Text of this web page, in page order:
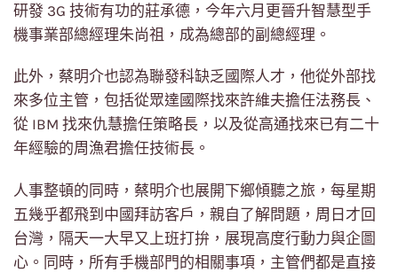
研發 3G 技術有功的莊承德，今年六月更晉升智慧型手
機事業部總經理朱尚祖，成為總部的副總經理。
此外，蔡明介也認為聯發科缺乏國際人才，他從外部找
來多位主管，包括從眾達國際找來許維夫擔任法務長、
從 IBM 找來仇慧擔任策略長，以及從高通找來已有二十
年經驗的周漁君擔任技術長。
人事整頓的同時，蔡明介也展開下鄉傾聽之旅，每星期
五幾乎都飛到中國拜訪客戶，親自了解問題，周日才回
台灣，隔天一大早又上班打拚，展現高度行動力與企圖
心。同時，所有手機部門的相關事項，主管們都是直接